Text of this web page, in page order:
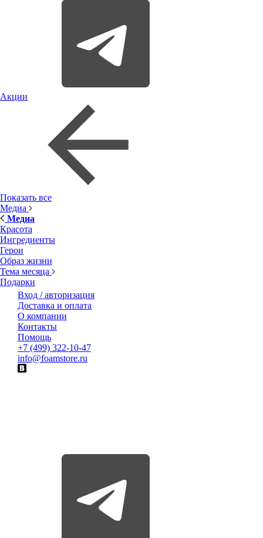
Акции
Показать все
Медиа
Медиа
Красота
Ингредиенты
Герои
Образ жизни
Тема месяца
Подарки
Вход / авторизация
Доставка и оплата
О компании
Контакты
Помощь
+7 (499) 322-10-47
info@foamstore.ru